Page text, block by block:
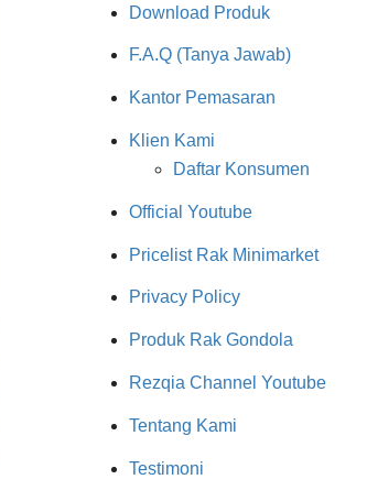
Download Produk
F.A.Q (Tanya Jawab)
Kantor Pemasaran
Klien Kami
Daftar Konsumen
Official Youtube
Pricelist Rak Minimarket
Privacy Policy
Produk Rak Gondola
Rezqia Channel Youtube
Tentang Kami
Testimoni